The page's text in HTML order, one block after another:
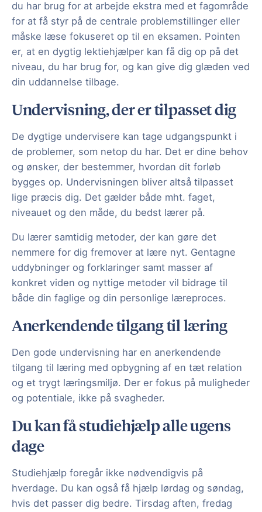
du har brug for at arbejde ekstra med et fagområde
for at få styr på de centrale problemstillinger eller
måske læse fokuseret op til en eksamen. Pointen
er, at en dygtig lektiehjælper kan få dig op på det
niveau, du har brug for, og kan give dig glæden ved
din uddannelse tilbage.
Undervisning, der er tilpasset dig
De dygtige undervisere kan tage udgangspunkt i
de problemer, som netop du har. Det er dine behov
og ønsker, der bestemmer, hvordan dit forløb
bygges op. Undervisningen bliver altså tilpasset
lige præcis dig. Det gælder både mht. faget,
niveauet og den måde, du bedst lærer på.
Du lærer samtidig metoder, der kan gøre det
nemmere for dig fremover at lære nyt. Gentagne
uddybninger og forklaringer samt masser af
konkret viden og nyttige metoder vil bidrage til
både din faglige og din personlige læreproces.
Anerkendende tilgang til læring
Den gode undervisning har en anerkendende
tilgang til læring med opbygning af en tæt relation
og et trygt læringsmiljø. Der er fokus på muligheder
og potentiale, ikke på svagheder.
Du kan få studiehjælp alle ugens
dage
Studiehjælp foregår ikke nødvendigvis på
hverdage. Du kan også få hjælp lørdag og søndag,
hvis det passer dig bedre. Tirsdag aften, fredag